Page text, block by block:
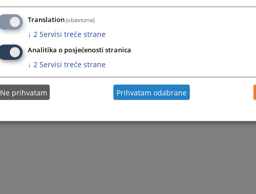
Translation(obavezna)
↓ 2 Servisi treće strane
Analitika o posjećenosti stranica
↓ 2 Servisi treće strane
Ne prihvatam Prihvatam odabrane